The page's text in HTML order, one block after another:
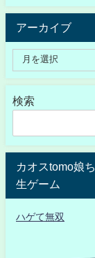
アーカイブ
検索
カオスtomo娘
生ゲーム
ハゲて無双